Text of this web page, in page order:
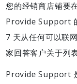
您的经销商店铺要
Provide Support
7 天从任何可以联
家回答客户关于列
Provide Support